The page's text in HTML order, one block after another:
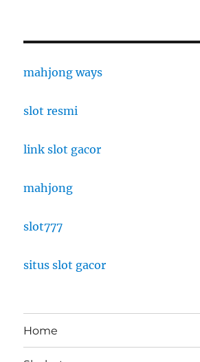
mahjong ways
slot resmi
link slot gacor
mahjong
slot777
situs slot gacor
Home